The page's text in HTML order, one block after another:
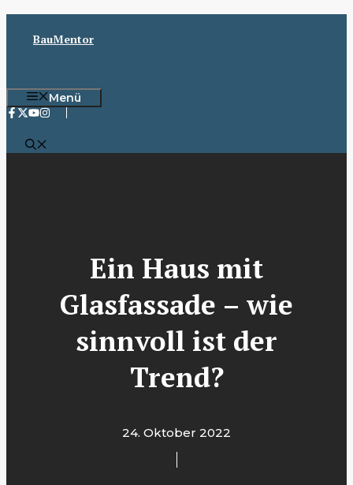
InhaltBauMentor
Menü
Ein Haus mit
Glasfassade – wie
sinnvoll ist der
Trend?
24. Oktober 2022